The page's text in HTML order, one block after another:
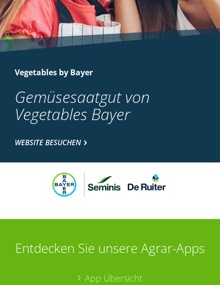
Vegetables by Bayer
Gemüsesaatgut von
Vegetables Bayer
WEBSITE BESUCHEN
Entdecken Sie unsere Agrar-Apps
App Übersicht